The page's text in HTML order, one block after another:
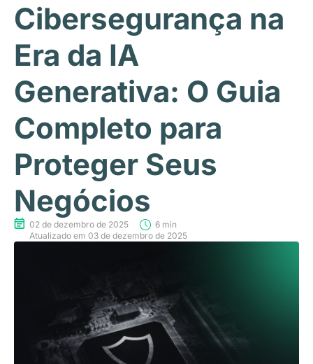
Cibersegurança na
Era da IA
Generativa: O Guia
Completo para
Proteger Seus
Negócios
02 de dezembro de 2025
6 min
Atualizado em 03 de dezembro de 2025